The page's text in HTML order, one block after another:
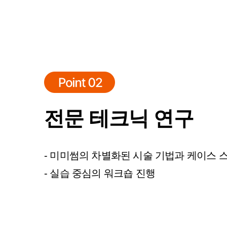
전문 테크닉 연구
- 미미썸의 차별화된 시술 기법과 케이스
- 실습 중심의 워크숍 진행